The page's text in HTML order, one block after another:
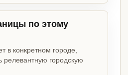
по этому
в конкретном городе,
релевантную городскую